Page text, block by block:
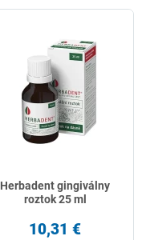
Herbadent gingiválny
roztok 25 ml
10,31 €